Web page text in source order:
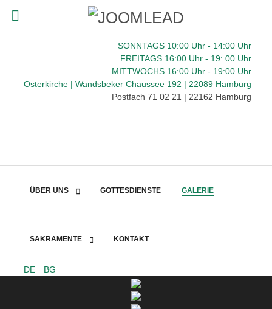
SONNTAGS 10:00 Uhr - 14:00 Uhr
FREITAGS 16:00 Uhr - 19: 00 Uhr
MITTWOCHS 16:00 Uhr - 19:00 Uhr
Osterkirche | Wandsbeker Chaussee 192 | 22089 Hamburg
Postfach 71 02 21 | 22162 Hamburg
ÜBER UNS GOTTESDIENSTE GALERIE
SAKRAMENTE KONTAKT
DE BG